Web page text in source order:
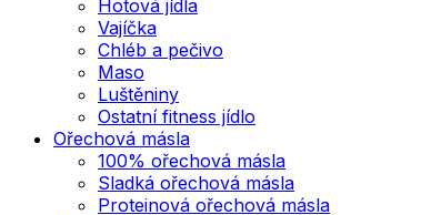
Hotová jídla
Vajíčka
Chléb a pečivo
Maso
Luštěniny
Ostatní fitness jídlo
Ořechová másla
100% ořechová másla
Sladká ořechová másla
Proteinová ořechová másla